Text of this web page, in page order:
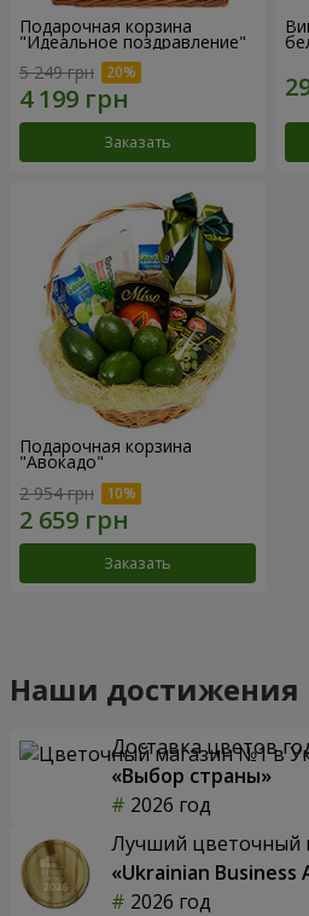
Подарочная корзина
"Идеальное поздравление"
5 249 грн
Заказать
Подарочная корзина
"Авокадо"
2 954 грн
Заказать
Наши достижения
Доставка цветов
«Выбор страны»
2026 год
Лучший цветочный
«Ukrainian Business
2026 год